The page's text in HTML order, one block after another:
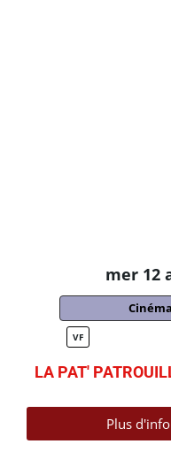
mer 12
VF
LA PAT'
Plus